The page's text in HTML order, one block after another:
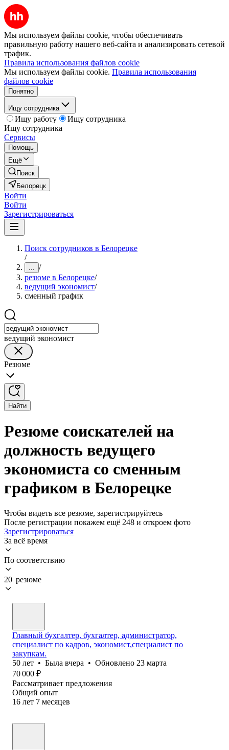
Мы используем файлы cookie, чтобы обеспечивать
правильную работу нашего веб-сайта и анализировать сетевой
трафик.
Правила использования файлов cookie
Мы используем файлы cookie. Правила использования
файлов cookie
Понятно
Ищу сотрудника
Ищу работу
Ищу сотрудника
Ищу сотрудника
Сервисы
Помощь
Ещё
Поиск
Белорецк
Войти
Войти
Зарегистрироваться
Поиск сотрудников в Белорецке
/
... /
резюме в Белорецке/
ведущий экономист/
сменный график
ведущий экономист
Резюме
Найти
Резюме соискателей на
должность ведущего
экономиста со сменным
графиком в Белорецке
Чтобы видеть все резюме, зарегистрируйтесь
После регистрации покажем ещё 248 и откроем фото
Зарегистрироваться
За всё время
По соответствию
20 резюме
Главный бухгалтер, бухгалтер, администратор,
специалист по кадров, экономист,специалист по
закупкам.
50 лет • Была вчера • Обновлено 23 марта
70 000 ₽
Рассматривает предложения
Общий опыт
16 лет 7 месяцев